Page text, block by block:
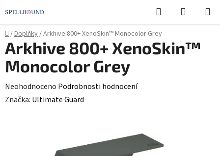
na
obsah
Hledat
KOŠÍK
Domů
/Doplňky/Arkhive 800+ XenoSkin™ Monocolor Grey
Arkhive 800+ XenoSkin™
Monocolor Grey
Průměrné
hodnocení
Neohodnoceno Podrobnosti hodnocení
Značka: Ultimate Guard